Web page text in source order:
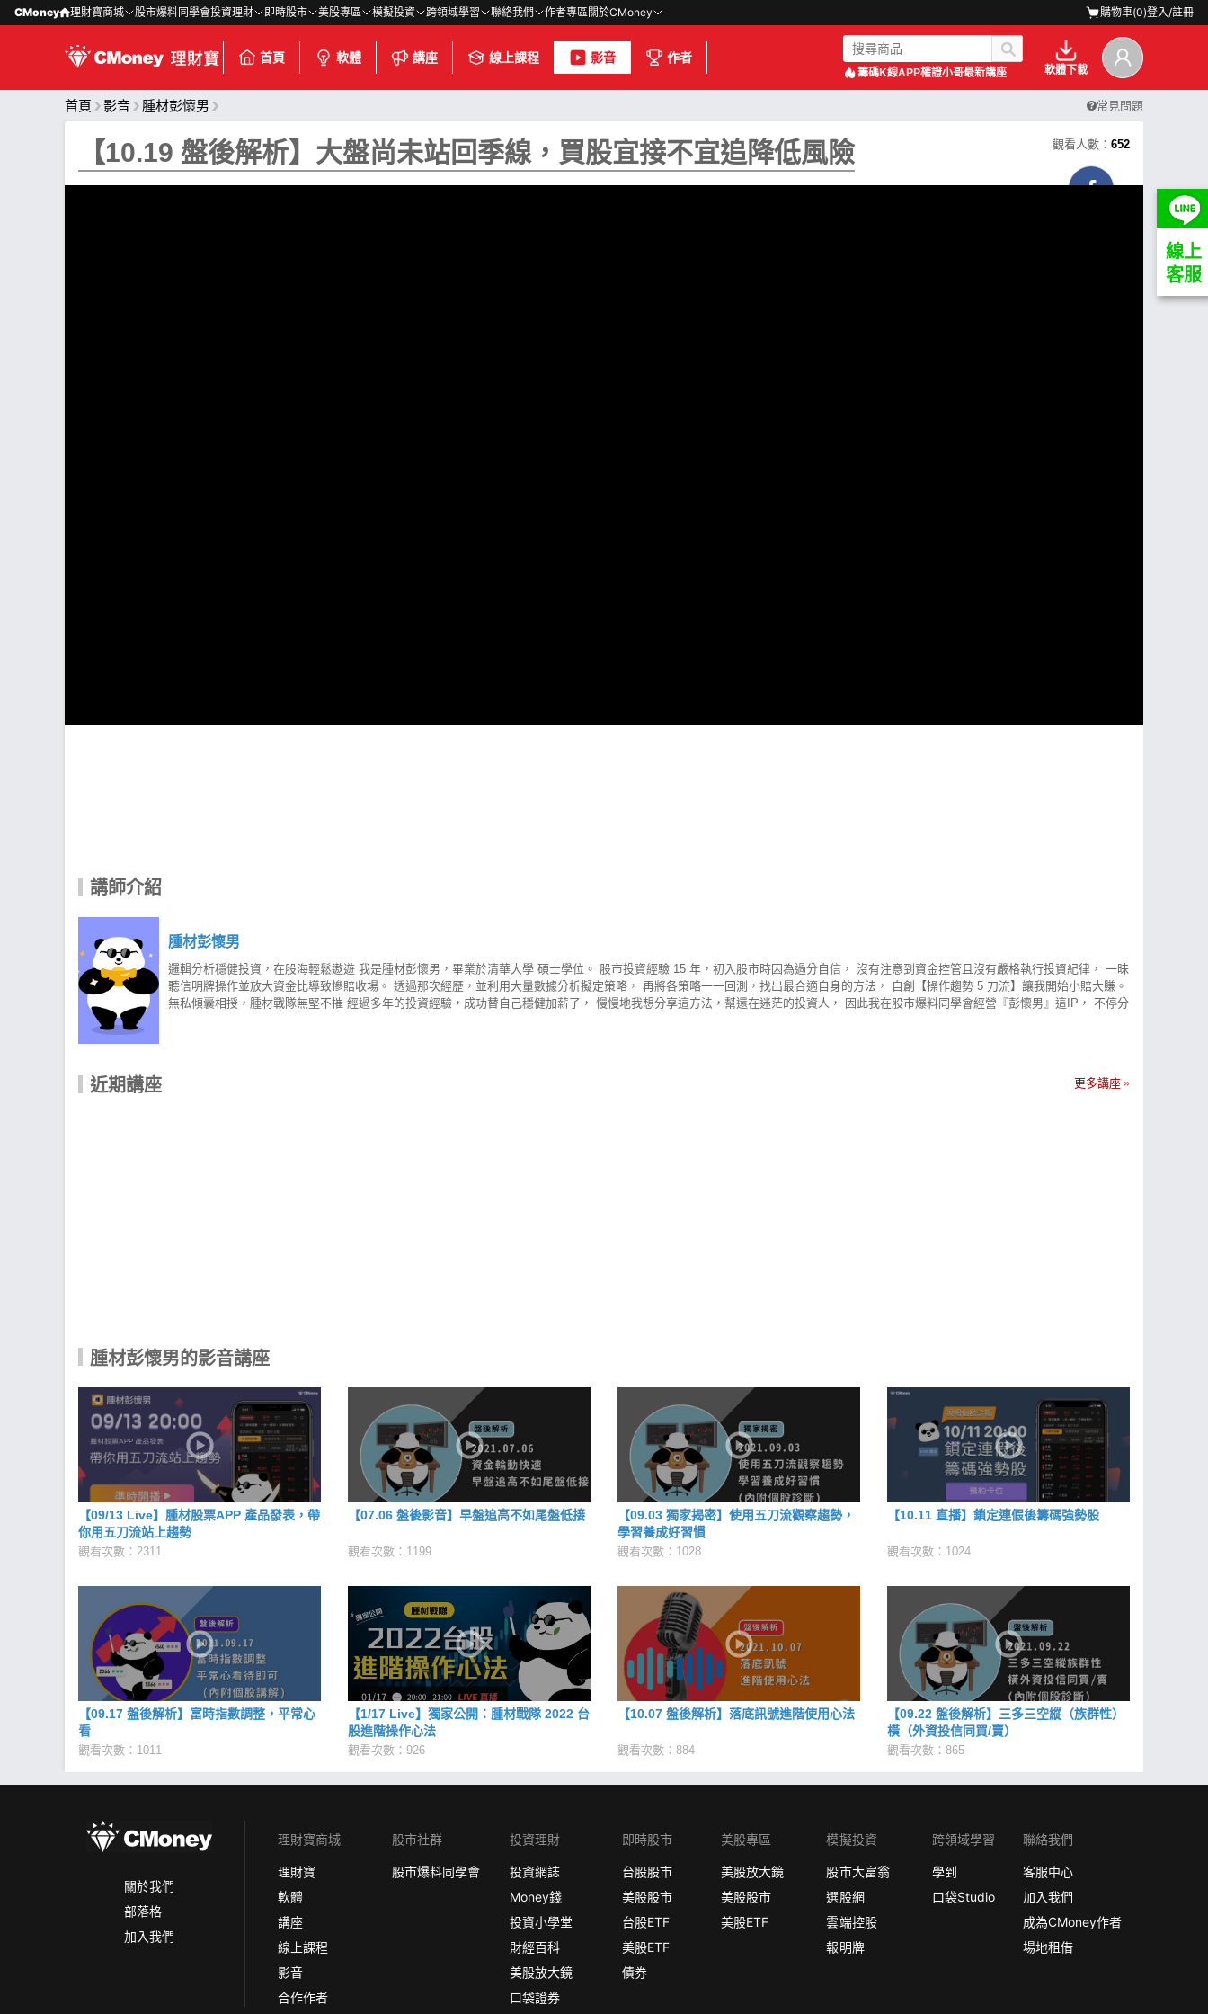
CMoney 理財寶商城 股市爆料同學會投資理財 即時股市 美股專區 模擬投資 跨領域學習 聯絡我們 作者專區關於CMoney 購物車(0)登入/註冊
首頁 軟體 講座 線上課程 影音 作者
籌碼K線APP權證小哥最新講座 軟體下載
首頁 影音 腫材彭懷男 常見問題
線上
客服
【10.19 盤後解析】大盤尚未站回季線，買股宜接不宜追降低風險 觀看人數： 652
講師介紹
腫材彭懷男
邏輯分析穩健投資，在股海輕鬆遨遊 我是腫材彭懷男，畢業於清華大學 碩士學位。 股市投資經驗 15 年，初入股市時因為過分自信， 沒有注意到資金控管且沒有嚴格執行投資紀律， 一昧
聽信明牌操作並放大資金比導致慘賠收場。 透過那次經歷，並利用大量數據分析擬定策略， 再將各策略一一回測，找出最合適自身的方法， 自創【操作趨勢 5 刀流】讓我開始小賠大賺。
無私傾囊相授，腫材戰隊無堅不摧 經過多年的投資經驗，成功替自己穩健加薪了， 慢慢地我想分享這方法，幫還在迷茫的投資人， 因此我在股市爆料同學會經營『彭懷男』這IP， 不停分
你，幾點建議： 1. 失敗不可怕，要記取教訓並制定投資紀律 2. 絕對要嚴格遵守投資紀律，才可以小賠大賺 3. 盤後功課很重要，只投資有研究的股票 4. 資金比例平均分配，不要重押單一
近期講座 更多講座
腫材彭懷男的影音講座
【09/13 Live】腫材股票APP 產品發表，帶
你用五刀流站上趨勢
觀看次數：2311
【07.06 盤後影音】早盤追高不如尾盤低接
觀看次數：1199
【09.03 獨家揭密】使用五刀流觀察趨勢，
學習養成好習慣
觀看次數：1028
【10.11 直播】鎖定連假後籌碼強勢股
觀看次數：1024
【09.17 盤後解析】富時指數調整，平常心
看
觀看次數：1011
【1/17 Live】獨家公開：腫材戰隊 2022 台
股進階操作心法
觀看次數：926
【10.07 盤後解析】落底訊號進階使用心法
觀看次數：884
【09.22 盤後解析】三多三空縱（族群性）
橫（外資投信同買/賣）
觀看次數：865
關於我們
部落格
加入我們
理財寶商城
理財寶
軟體
講座
線上課程
影音
合作作者
股市社群
股市爆料同學會
投資理財
投資網誌
Money錢
投資小學堂
財經百科
美股放大鏡
口袋證券
即時股市
台股股市
美股股市
台股ETF
美股ETF
債券
美股專區
美股放大鏡
美股股市
美股ETF
模擬投資
股市大富翁
選股網
雲端控股
報明牌
跨領域學習
學到
口袋Studio
聯絡我們
客服中心
加入我們
成為CMoney作者
場地租借